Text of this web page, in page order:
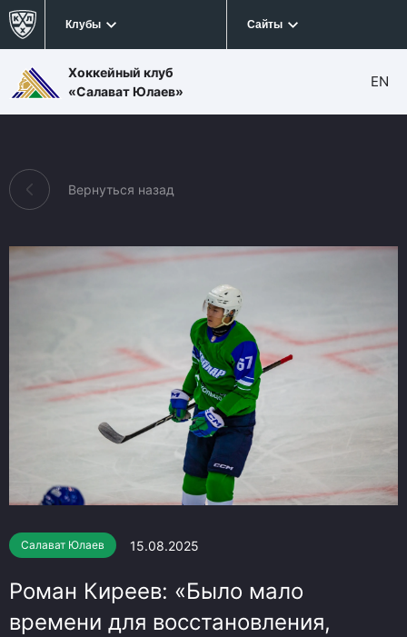
Клубы Сайты
Хоккейный клуб
«Салават Юлаев»
EN
Вернуться назад
Салават Юлаев 15.08.2025
Роман Киреев: «Было мало
времени для восстановления,